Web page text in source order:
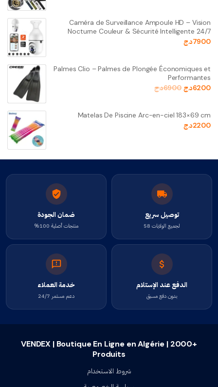
Caméra de Surveillance Ampoule HD – Vision
Nocturne Couleur & Sécurité Intelligente 24/7
7900د.ج
Palmes Clio – Palmes de Plongée Économiques et
Performantes
6200د.ج 6900د.ج
Matelas De Piscine Arc-en-ciel 183×69 cm
2200د.ج
توصيل سريع
لجميع الولايات 58
ضمان الجودة
منتجات أصلية 100%
الدفع عند الإستلام
بدون دفع مسبق
خدمة العملاء
دعم مستمر 24/7
VENDEX | Boutique En Ligne en Algérie | 2000+
Produits
شروط الاستخدام